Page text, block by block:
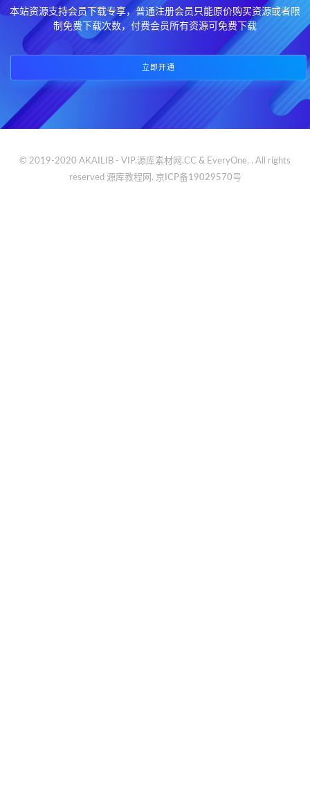
本站资源支持会员下载专享，普通注册会员只能原价购买资源或者限
制免费下载次数，付费会员所有资源可免费下载
立即开通
© 2019-2020 AKAILIB - VIP.源库素材网.CC & EveryOne. . All rights
reserved 源库教程网. 京ICP备19029570号